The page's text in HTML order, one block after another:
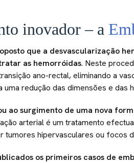
inovador – a
que a desvascularização
as hemorróidas. Neste
ano-rectal, eliminando a
uma redução das dimensões e das
ao surgimento de uma nova
arterial é um tratamento
tumores hipervasculares ou focos
os primeiros casos de